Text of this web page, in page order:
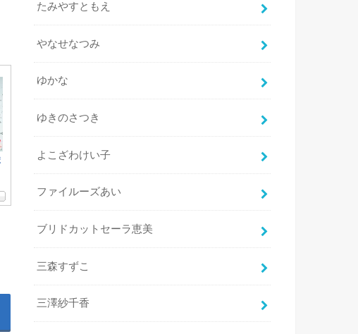
たみやすともえ
やなせなつみ
ゆかな
ゆきのさつき
よこざわけい子
ファイルーズあい
ブリドカットセーラ恵美
三森すずこ
三澤紗千香